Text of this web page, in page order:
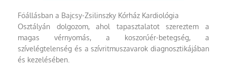
Főállásban a Bajcsy-Zsilinszky Kórház Kardiológia
Osztályán dolgozom, ahol tapasztalatot szereztem a
magas vérnyomás, a koszorúér-betegség, a
szívelégtelenség és a szívritmuszavarok diagnosztikájában
és kezelésében.